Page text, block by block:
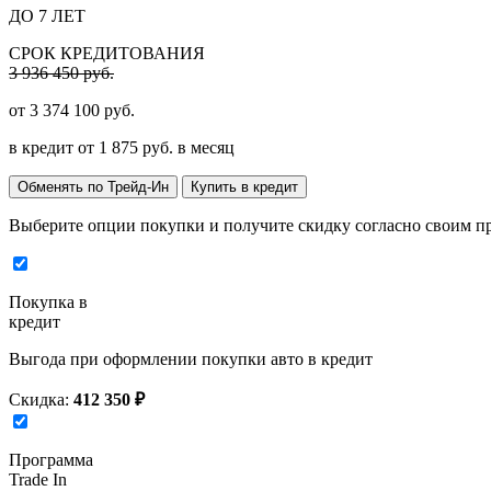
ДО 7 ЛЕТ
СРОК КРЕДИТОВАНИЯ
3 936 450 руб.
от 3 374 100 руб.
в кредит от 1 875 руб. в месяц
Обменять по Трейд-Ин Купить в кредит
Выберите опции покупки и получите скидку согласно своим
Покупка в
кредит
Выгода при оформлении покупки авто в кредит
Скидка: 412 350 ₽
Программа
Trade In